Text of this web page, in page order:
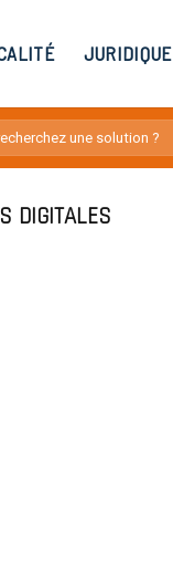
JURIDIQUE
DIGITALES